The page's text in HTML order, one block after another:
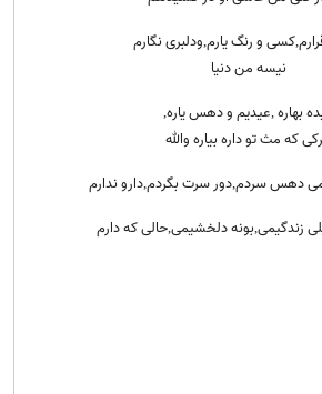
و رنگ یارم,ودلبری نگارم
نیسه من دنیا
بهاره ,عیدیم و دهس یاره,
که مث تو داره بیاره والله
دهس سردم,دور سرت بگردم,دارو ندارم
زندگیمی,بونه دلخشیمی,حالی که دارم